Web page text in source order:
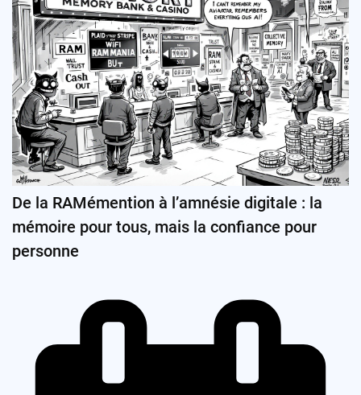
De la RAMémention à l’amnésie digitale : la
mémoire pour tous, mais la confiance pour
personne